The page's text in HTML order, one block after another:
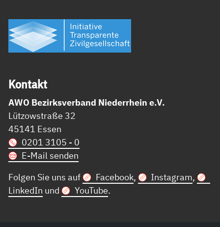
Kon­takt
AWO Bezirksverband Niederrhein e.V.
Lützowstraße 32
45141 Essen
0201 3105 - 0
E-Mail senden
Folgen Sie uns auf
Facebook, Instagram,
LinkedIn und YouTube.